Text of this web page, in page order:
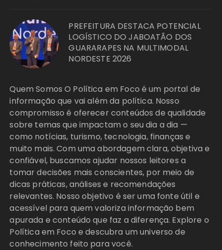
PREFEITURA DESTACA POTENCIAL
LOGÍSTICO DO JABOATÃO DOS
GUARARAPES NA MULTIMODAL
NORDESTE 2026
Quem Somos O Política em Foco é um portal de
informação que vai além da política. Nosso
compromisso é oferecer conteúdos de qualidade
sobre temas que impactam o seu dia a dia —
como notícias, turismo, tecnologia, finanças e
muito mais. Com uma abordagem clara, objetiva e
confiável, buscamos ajudar nossos leitores a
tomar decisões mais conscientes, por meio de
dicas práticas, análises e recomendações
relevantes. Nosso objetivo é ser uma fonte útil e
acessível para quem valoriza informação bem
apurada e conteúdo que faz a diferença. Explore o
Política em Foco e descubra um universo de
conhecimento feito para você.